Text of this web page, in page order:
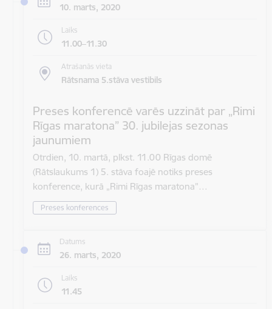
10. marts, 2020
Laiks
11.00–11.30
Atrašanās vieta
Rātsnama 5.stāva vestibils
Preses konferencē varēs uzzināt par „Rimi
Rīgas maratona” 30. jubilejas sezonas
jaunumiem
Otrdien, 10. martā, plkst. 11.00 Rīgas domē
(Rātslaukums 1) 5. stāva foajē notiks preses
konference, kurā „Rimi Rīgas maratona”…
Preses konferences
Datums
26. marts, 2020
Laiks
11.45